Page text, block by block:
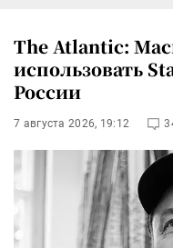
The Atlantic:
использовать
России
7 августа 2026, 19:12